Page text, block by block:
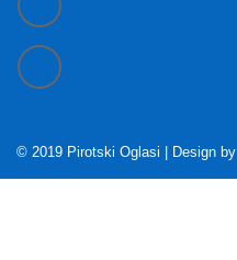
© 2019 Pirotski Oglasi | Design by